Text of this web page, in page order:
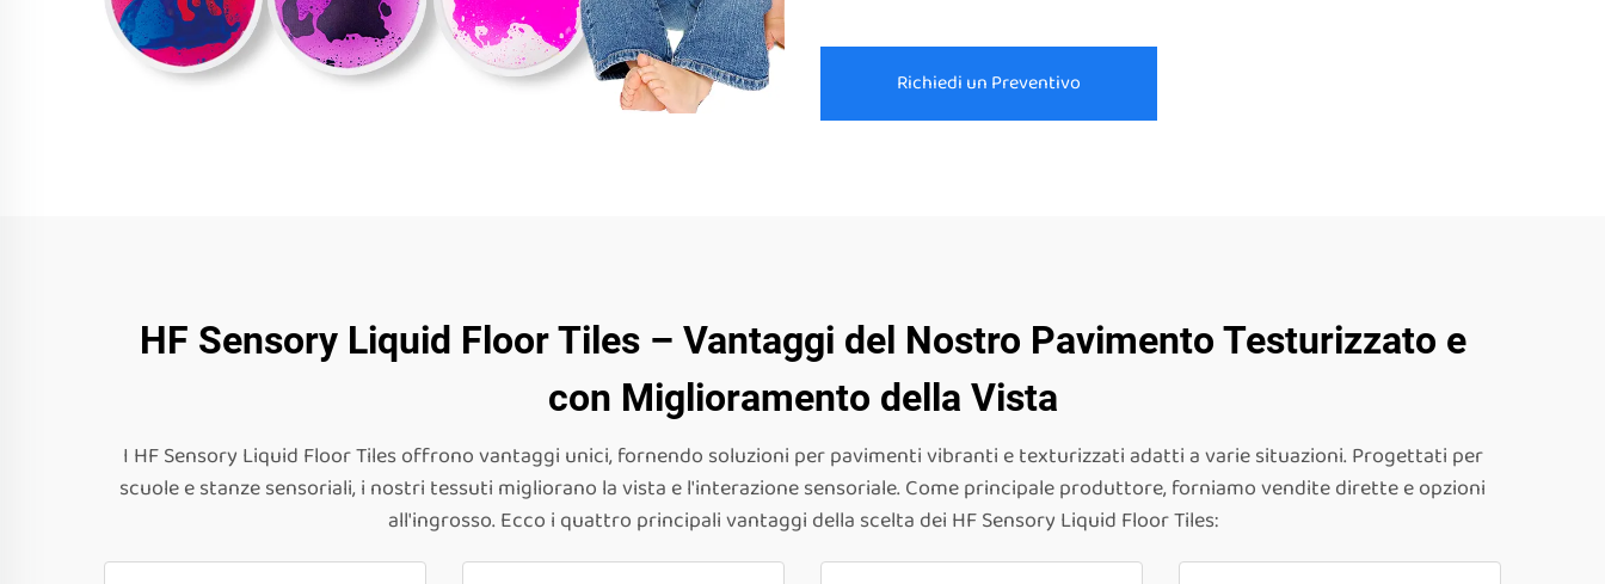
Richiedi un Preventivo
HF Sensory Liquid Floor Tiles – Vantaggi del Nostro Pavimento Testurizzato e
con Miglioramento della Vista
I HF Sensory Liquid Floor Tiles offrono vantaggi unici, fornendo soluzioni per pavimenti vibranti e texturizzati adatti a varie situazioni. Progettati per
scuole e stanze sensoriali, i nostri tessuti migliorano la vista e l'interazione sensoriale. Come principale produttore, forniamo vendite dirette e opzioni
all'ingrosso. Ecco i quattro principali vantaggi della scelta dei HF Sensory Liquid Floor Tiles: